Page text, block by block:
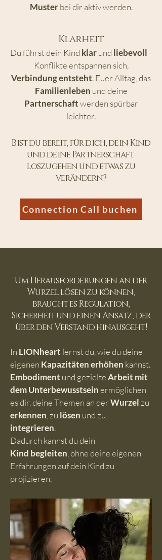
Musterbei dir aktiv werden.
Klarheit
Du führst dein Kind klarund liebevoll-
Konflikte entspannen sich,
Verbindung entsteht. Euer Alltag, das
Familienleben und deine
Partnerschaftwerden spürbar
leichter.
Bist du bereit, für dich, dein Kind
und deine Partnerschaft
loszugehen und etwas zu
verändern?
Connection Call buchen
Um Herausforderungen an der
Wurzel lösen zu können,
braucht es Regulation,
Sicherheit und einen Ansatz, der
über den Verstand hinausgeht!
In LIONheart lernst du, wie du deine
eigenen Kapazitäten erhöhen kannst.
Embodiment und gezielteArbeit mit
dem Unterbewusstseinermöglichen
es dir, deine Themen an derWurzel zu
erkennen , zu lösen und zu
integrieren.
Dadurch kannst du dein
Kind begleiten , ohne deine eigenen
Erfahrungen auf dein Kind zu
projizieren.